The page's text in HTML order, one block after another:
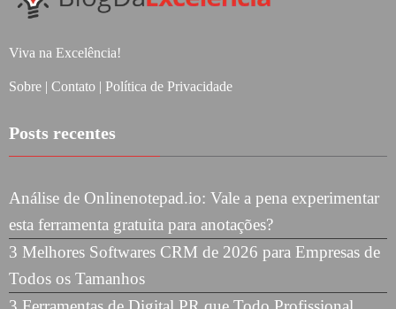
Viva na Excelência!
Sobre | Contato | Política de Privacidade
Posts recentes
Análise de Onlinenotepad.io: Vale a pena experimentar
esta ferramenta gratuita para anotações?
3 Melhores Softwares CRM de 2026 para Empresas de
Todos os Tamanhos